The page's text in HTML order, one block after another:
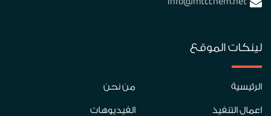
لينكات الموقع
الرئيسية من نحن
اعمال التنفيذ الفيديوهات